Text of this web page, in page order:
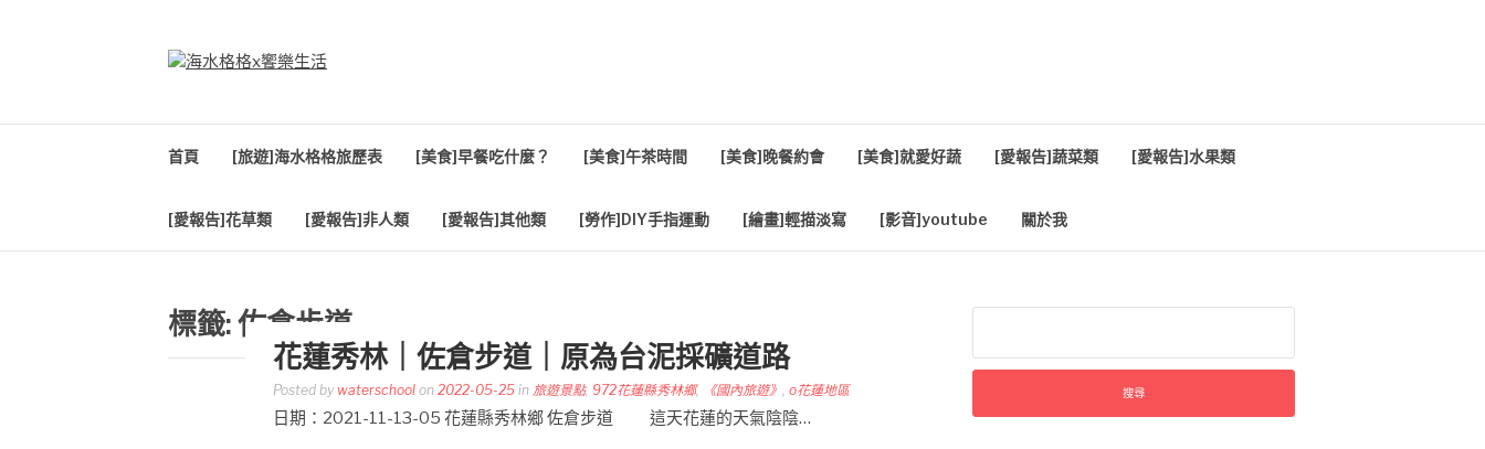
首頁 [旅遊]海水格格旅歷表 [美食]早餐吃什麼？ [美食]午茶時間 [美食]晚餐約會 [美食]就愛好蔬 [愛報告]蔬菜類 [愛報告]水果類
[愛報告]花草類 [愛報告]非人類 [愛報告]其他類 [勞作]DIY手指運動 [繪畫]輕描淡寫 [影音]youtube 關於我
標籤:佐倉步道
花蓮秀林｜佐倉步道｜原為台泥採礦道路
Posted by waterschool on 2022-05-25 in 旅遊景點, 972花蓮縣秀林鄉, 《國內旅遊》 , o花蓮地區
日期：2021-11-13-05 花蓮縣秀林鄉 佐倉步道 這天花蓮的天氣陰陰…
關
字: